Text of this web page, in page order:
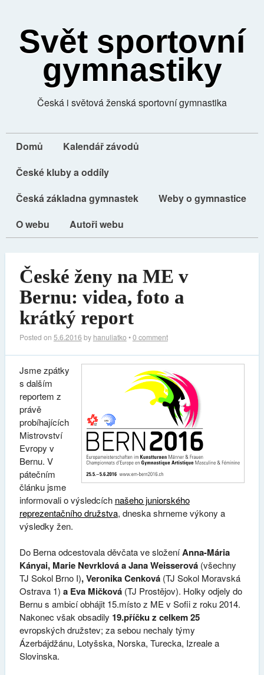
Svět sportovní
gymnastiky
Česká i světová ženská sportovní gymnastika
Domů
Kalendář závodů
České kluby a oddíly
Česká základna gymnastek
Weby o gymnastice
O webu
Autoři webu
České ženy na ME v
Bernu: videa, foto a
krátký report
Posted on 5.6.2016 by hanuliatko •0 comment
Jsme zpátky
s dalším
reportem z
právě
probíhajících
Mistrovství
Evropy v
Bernu. V
pátečním
článku jsme
informovali o výsledcích našeho juniorského
reprezentačního družstva, dneska shrneme výkony a
výsledky žen.
Do Berna odcestovala děvčata ve složeníAnna-Mária
Kányai, Marie Nevrklová a Jana Weisserová (všechny
TJ Sokol Brno I), Veronika Cenková (TJ Sokol Moravská
Ostrava 1) a Eva Mičková (TJ Prostějov). Holky odjely do
Bernu s ambicí obhájit 15.místo z ME v Sofii z roku 2014.
Nakonec však obsadily 19.příčku z celkem 25
evropských družstev; za sebou nechaly týmy
Ázerbájdžánu, Lotyšska, Norska, Turecka, Izreale a
Slovinska.